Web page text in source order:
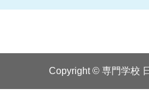
Copyright © 専門学校